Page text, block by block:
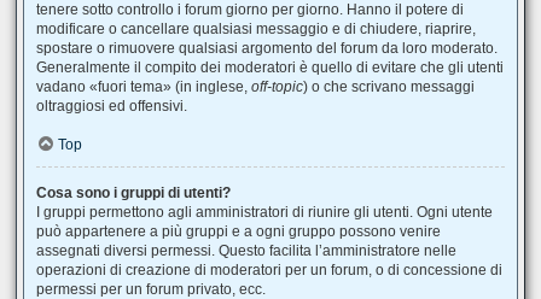
tenere sotto controllo i forum giorno per giorno. Hanno il potere di
modificare o cancellare qualsiasi messaggio e di chiudere, riaprire,
spostare o rimuovere qualsiasi argomento del forum da loro moderato.
Generalmente il compito dei moderatori è quello di evitare che gli utenti
vadano «fuori tema» (in inglese, off-topic) o che scrivano messaggi
oltraggiosi ed offensivi.
Top
Cosa sono i gruppi di utenti?
I gruppi permettono agli amministratori di riunire gli utenti. Ogni utente
può appartenere a più gruppi e a ogni gruppo possono venire
assegnati diversi permessi. Questo facilita l’amministratore nelle
operazioni di creazione di moderatori per un forum, o di concessione di
permessi per un forum privato, ecc.